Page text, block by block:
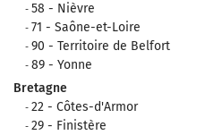
58 - Nièvre
71 - Saône-et-Loire
90 - Territoire de Belfort
89 - Yonne
Bretagne
22 - Côtes-d'Armor
29 - Finistère